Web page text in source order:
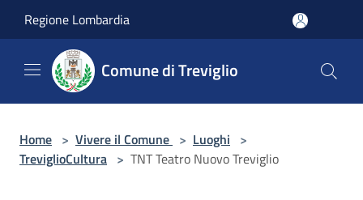
Regione Lombardia
Comune di Treviglio
Home > Vivere il Comune > Luoghi >
TreviglioCultura > TNT Teatro Nuovo Treviglio